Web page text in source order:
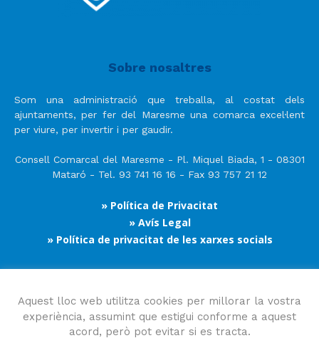
Sobre nosaltres
Som una administració que treballa, al costat dels
ajuntaments, per fer del Maresme una comarca excel·lent
per viure, per invertir i per gaudir.
Consell Comarcal del Maresme - Pl. Miquel Biada, 1 - 08301
Mataró - Tel. 93 741 16 16 - Fax 93 757 21 12
» Política de Privacitat
» Avís Legal
» Política de privacitat de les xarxes socials
Segueix-nos
Aquest lloc web utilitza cookies per millorar la vostra
experiència, assumint que estigui conforme a aquest
acord, però pot evitar si es tracta.